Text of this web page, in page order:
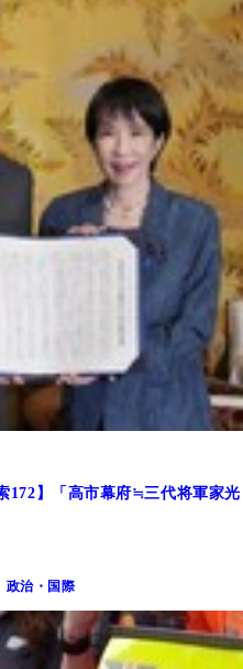
172】「高市幕府≒三代将軍家光
政治・国際